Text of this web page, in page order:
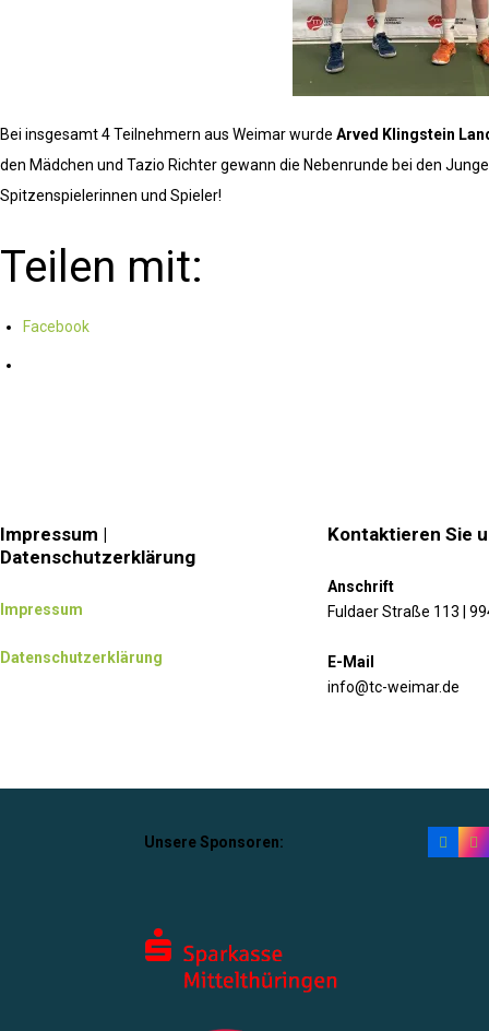
Bei insgesamt 4 Teilnehmern aus Weimar wurde Arved Klingstein
den Mädchen und Tazio Richter gewann die Nebenrunde bei den
Spitzenspielerinnen und Spieler!
Teilen mit:
Facebook
Impressum |
Datenschutzerklärung
Impressum
Datenschutzerklärung
Kontaktieren Sie
Anschrift
Fuldaer Straße 113 |
E-Mail
info@tc-weimar.de
Unsere Sponsoren: